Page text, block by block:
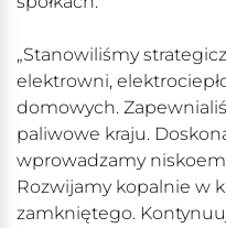
„Stanowiliśmy
elektrowni,
domowych.
paliwowe kraju.
wprowadzamy
Rozwijamy kopalnie w
zamkniętego.